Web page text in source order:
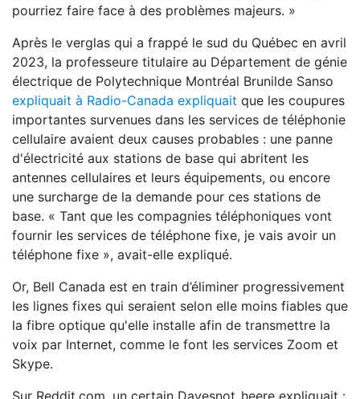
pourriez faire face à des problèmes majeurs. »
Après le verglas qui a frappé le sud du Québec en avril
2023, la professeure titulaire au Département de génie
électrique de Polytechnique Montréal Brunilde Sanso
expliquait à Radio-Canada expliquait que les coupures
importantes survenues dans les services de téléphonie
cellulaire avaient deux causes probables : une panne
d'électricité aux stations de base qui abritent les
antennes cellulaires et leurs équipements, ou encore
une surcharge de la demande pour ces stations de
base. « Tant que les compagnies téléphoniques vont
fournir les services de téléphone fixe, je vais avoir un
téléphone fixe », avait-elle expliqué.
Or, Bell Canada est en train d’éliminer progressivement
les lignes fixes qui seraient selon elle moins fiables que
la fibre optique qu'elle installe afin de transmettre la
voix par Internet, comme le font les services Zoom et
Skype.
Sur Reddit.com, un certain Davesnot_heere expliquait :